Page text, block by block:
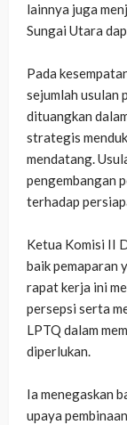
lainnya juga
Sungai Utara
‎Pada
sejumlah usulan
dituangkan
strategis
mendatang.
pengembangan
terhadap
‎Ketua Komisi II
baik pemaparan
rapat kerja ini
persepsi serta
LPTQ dalam
diperlukan.
‎Ia menegaskan
upaya